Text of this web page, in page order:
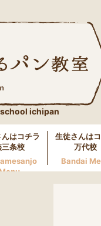
ichipan
はコチラ
三条校
生徒さんは
万代校
Bandai